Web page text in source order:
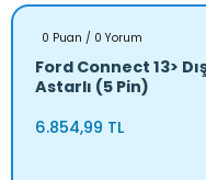
0 Puan / 0 Yorum
Ford Connect 13>
Astarlı (5 Pin)
6.854,99 TL